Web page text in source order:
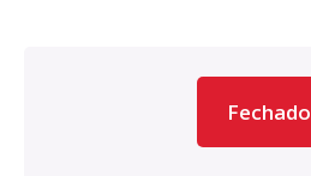
Fechado